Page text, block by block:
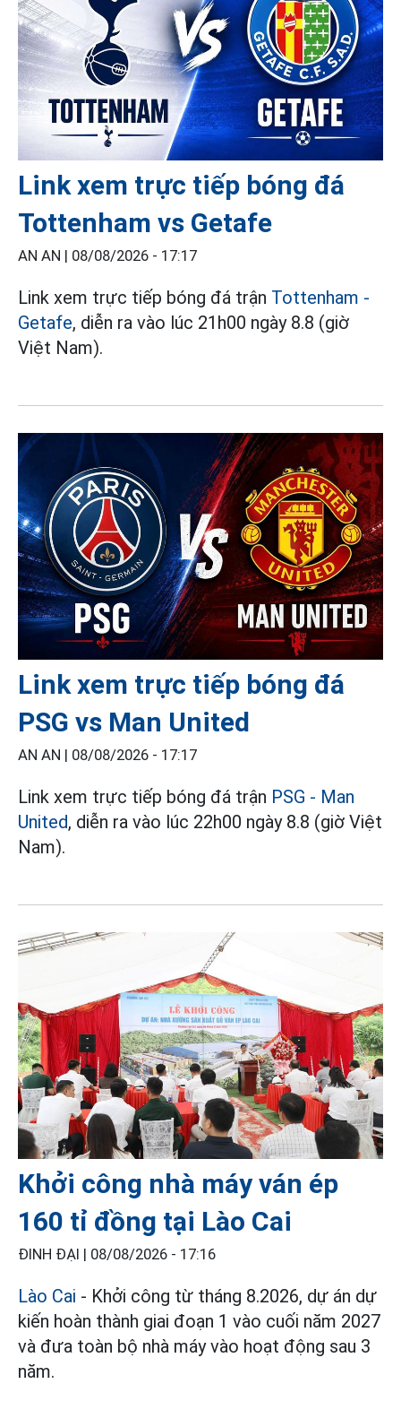
Link xem trực tiếp bóng đá
Tottenham vs Getafe
AN AN | 08/08/2026 - 17:17
Link xem trực tiếp bóng đá trận Tottenham -
Getafe, diễn ra vào lúc 21h00 ngày 8.8 (giờ
Việt Nam).
Link xem trực tiếp bóng đá
PSG vs Man United
AN AN | 08/08/2026 - 17:17
Link xem trực tiếp bóng đá trận PSG - Man
United, diễn ra vào lúc 22h00 ngày 8.8 (giờ Việt
Nam).
Khởi công nhà máy ván ép
160 tỉ đồng tại Lào Cai
ĐINH ĐẠI | 08/08/2026 - 17:16
Lào Cai - Khởi công từ tháng 8.2026, dự án dự
kiến hoàn thành giai đoạn 1 vào cuối năm 2027
và đưa toàn bộ nhà máy vào hoạt động sau 3
năm.